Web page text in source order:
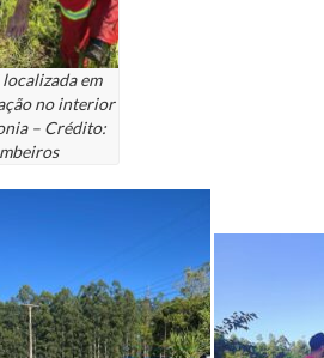
em
no interior
– Crédito: